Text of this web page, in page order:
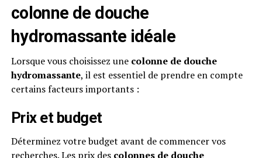
colonne de douche
hydromassante idéale
Lorsque vous choisissez une colonne de douche
hydromassante, il est essentiel de prendre en compte
certains facteurs importants :
Prix et budget
Déterminez votre budget avant de commencer vos
recherches. Les prix des colonnes de douche